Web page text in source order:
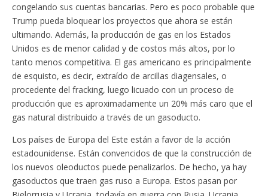
congelando sus cuentas bancarias. Pero es poco probable que
Trump pueda bloquear los proyectos que ahora se están
ultimando. Además, la producción de gas en los Estados
Unidos es de menor calidad y de costos más altos, por lo
tanto menos competitiva. El gas americano es principalmente
de esquisto, es decir, extraído de arcillas diagensales, o
procedente del fracking, luego licuado con un proceso de
producción que es aproximadamente un 20% más caro que el
gas natural distribuido a través de un gasoducto.
Los países de Europa del Este están a favor de la acción
estadounidense. Están convencidos de que la construcción de
los nuevos oleoductos puede penalizarlos. De hecho, ya hay
gasoductos que traen gas ruso a Europa. Estos pasan por